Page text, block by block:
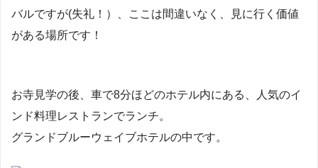
バルですが(失礼！）、ここは間違いなく、見に行く価値
がある場所です！
お寺見学の後、車で8分ほどのホテル内にある、人気のイ
ンド料理レストランでランチ。
グランドブルーウェイブホテルの中です。